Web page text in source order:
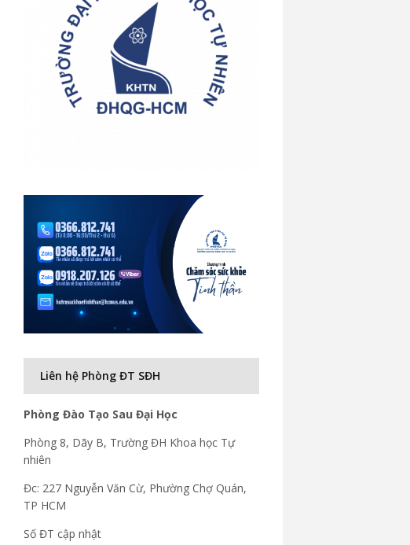
Liên hệ Phòng ĐT SĐH
Phòng Đào Tạo Sau Đại Học
Phòng 8, Dãy B, Trường ĐH Khoa học Tự
nhiên
Đc: 227 Nguyễn Văn Cừ, Phường Chợ Quán,
TP HCM
Số ĐT cập nhật